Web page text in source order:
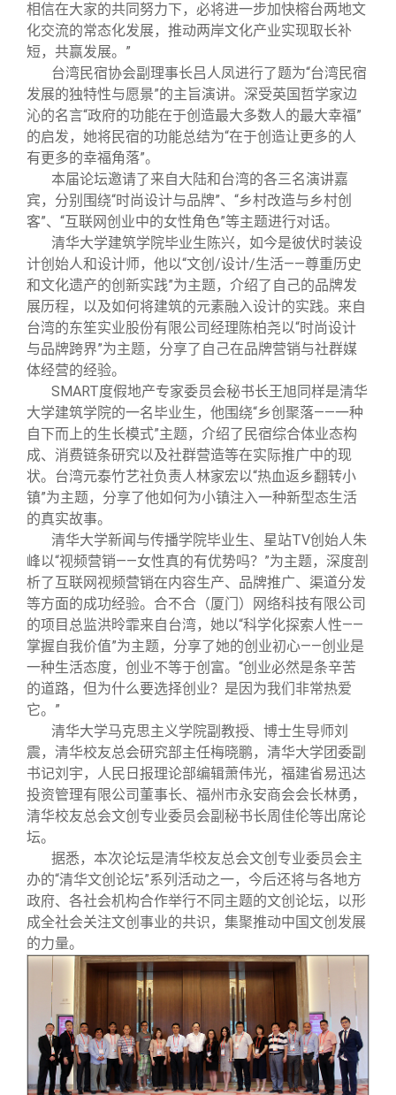
相信在大家的共同努力下，必将进一步加快榕台两地文
化交流的常态化发展，推动两岸文化产业实现取长补
短，共赢发展。”
台湾民宿协会副理事长吕人凤进行了题为“台湾民宿
发展的独特性与愿景”的主旨演讲。深受英国哲学家边
沁的名言“政府的功能在于创造最大多数人的最大幸福”
的启发，她将民宿的功能总结为“在于创造让更多的人
有更多的幸福角落”。
本届论坛邀请了来自大陆和台湾的各三名演讲嘉
宾，分别围绕“时尚设计与品牌”、“乡村改造与乡村创
客”、“互联网创业中的女性角色”等主题进行对话。
清华大学建筑学院毕业生陈兴，如今是彼伏时装设
计创始人和设计师，他以“文创/设计/生活——尊重历史
和文化遗产的创新实践”为主题，介绍了自己的品牌发
展历程，以及如何将建筑的元素融入设计的实践。来自
台湾的东笙实业股份有限公司经理陈柏尧以“时尚设计
与品牌跨界”为主题，分享了自己在品牌营销与社群媒
体经营的经验。
SMART度假地产专家委员会秘书长王旭同样是清华
大学建筑学院的一名毕业生，他围绕“乡创聚落——一种
自下而上的生长模式”主题，介绍了民宿综合体业态构
成、消费链条研究以及社群营造等在实际推广中的现
状。台湾元泰竹艺社负责人林家宏以“热血返乡翻转小
镇”为主题，分享了他如何为小镇注入一种新型态生活
的真实故事。
清华大学新闻与传播学院毕业生、星站TV创始人朱
峰以“视频营销——女性真的有优势吗？”为主题，深度剖
析了互联网视频营销在内容生产、品牌推广、渠道分发
等方面的成功经验。合不合（厦门）网络科技有限公司
的项目总监洪昤霏来自台湾，她以“科学化探索人性——
掌握自我价值”为主题，分享了她的创业初心——创业是
一种生活态度，创业不等于创富。“创业必然是条辛苦
的道路，但为什么要选择创业？是因为我们非常热爱
它。”
清华大学马克思主义学院副教授、博士生导师刘
震，清华校友总会研究部主任梅晓鹏，清华大学团委副
书记刘宇，人民日报理论部编辑萧伟光，福建省易迅达
投资管理有限公司董事长、福州市永安商会会长林勇，
清华校友总会文创专业委员会副秘书长周佳伦等出席论
坛。
据悉，本次论坛是清华校友总会文创专业委员会主
办的“清华文创论坛”系列活动之一，今后还将与各地方
政府、各社会机构合作举行不同主题的文创论坛，以形
成全社会关注文创事业的共识，集聚推动中国文创发展
的力量。